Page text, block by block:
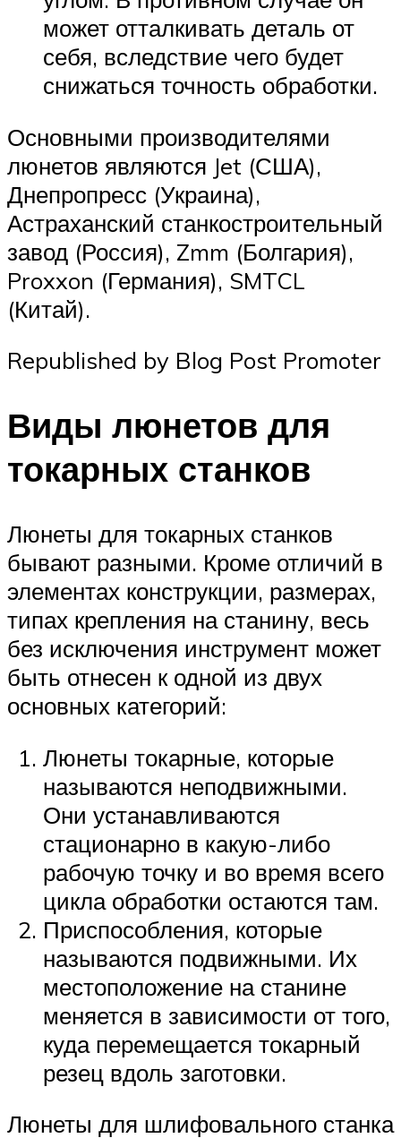
может отталкивать деталь от
себя, вследствие чего будет
снижаться точность обработки.
Основными производителями
люнетов являются Jet (США),
Днепропресс (Украина),
Астраханский станкостроительный
завод (Россия), Zmm (Болгария),
Proxxon (Германия), SMTCL
(Китай).
Republished by Blog Post Promoter
Виды люнетов для
токарных станков
Люнеты для токарных станков
бывают разными. Кроме отличий в
элементах конструкции, размерах,
типах крепления на станину, весь
без исключения инструмент может
быть отнесен к одной из двух
основных категорий:
Люнеты токарные, которые
называются неподвижными.
Они устанавливаются
стационарно в какую-либо
рабочую точку и во время всего
цикла обработки остаются там.
Приспособления, которые
называются подвижными. Их
местоположение на станине
меняется в зависимости от того,
куда перемещается токарный
резец вдоль заготовки.
Люнеты для шлифовального станка